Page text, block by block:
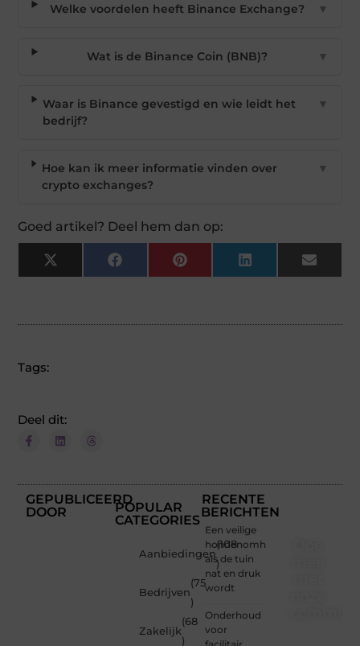
Welke voordelen heeft Binance Exchange? ▼
Wat is de Binance Coin (BNB)? ▼
Waar is Binance gevestigd en wie leidt het
bedrijf?
▼
Hoe kan ik meer informatie vinden over
crypto exchanges?
▼
Goed artikel? Deel hem dan op:
X
(Twitter)
Facebook Pinterest LinkedIn Email
Tags:
Deel dit:
GEPUBLICEERD
DOOR
POPULAR
CATEGORIES
Aanbiedingen
(108
)
Bedrijven
(75
)
Zakelijk
(68
)
RECENTE
BERICHTEN
Een veilige
hondenomheining
als de tuin
nat en druk
wordt
Onderhoud
voor